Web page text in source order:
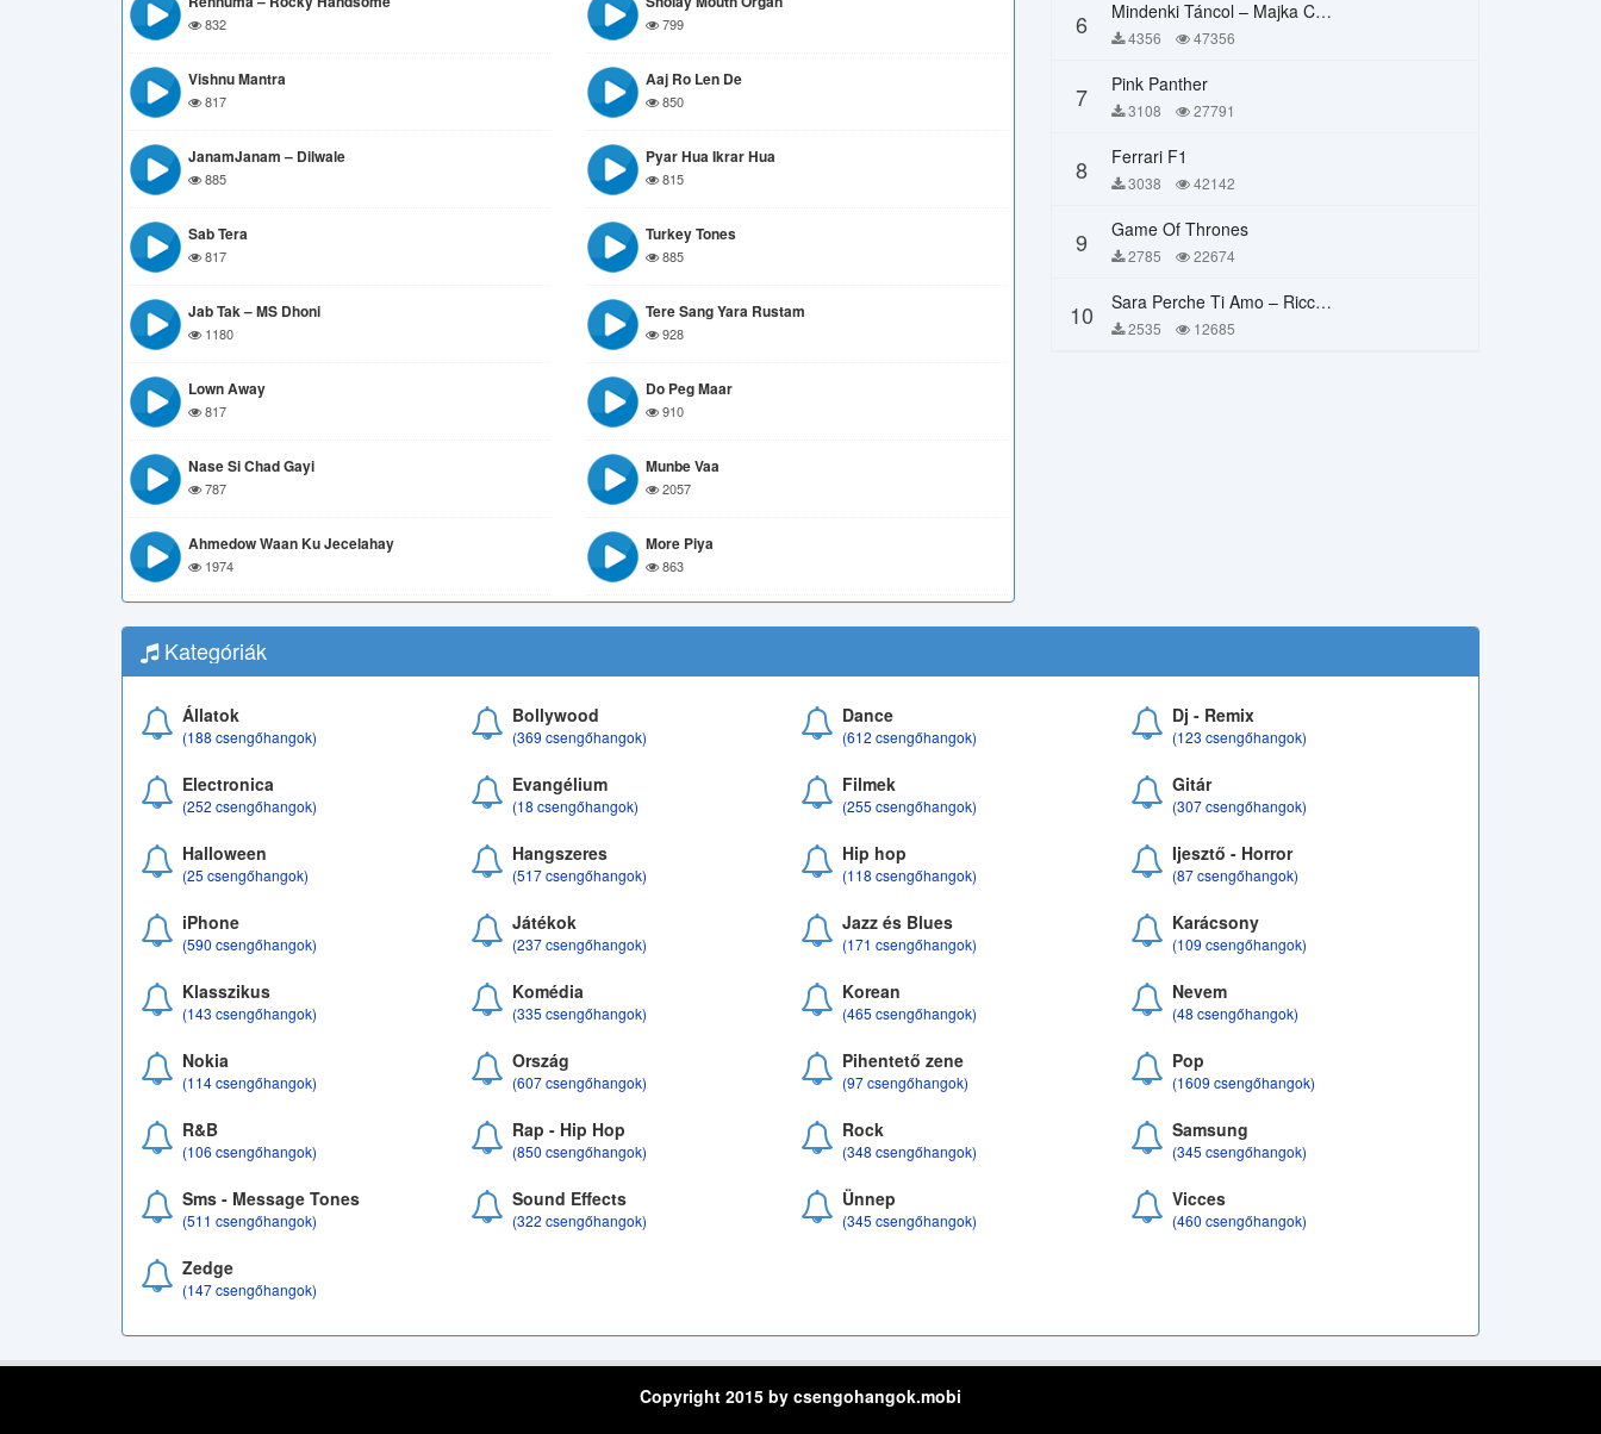
832 799
Vishnu Mantra
817
Aaj Ro Len De
850
JanamJanam – Dilwale
885
Pyar Hua Ikrar Hua
815
Sab Tera
817
Turkey Tones
885
Jab Tak – MS Dhoni
1180
Tere Sang Yara Rustam
928
Lown Away
817
Do Peg Maar
910
Nase Si Chad Gayi
787
Munbe Vaa
2057
Ahmedow Waan Ku Jecelahay
1974
More Piya
863
6 Mindenki Táncol – Majka Curtis, Péter Majoros
4356 47356
7 Pink Panther
3108 27791
8 Ferrari F1
3038 42142
9 Game Of Thrones
2785 22674
10 Sara Perche Ti Amo – Ricchi E Poveri
2535 12685
Kategóriák
Állatok
(188 csengőhangok)
Bollywood
(369 csengőhangok)
Dance
(612 csengőhangok)
Dj - Remix
(123 csengőhangok)
Electronica
(252 csengőhangok)
Evangélium
(18 csengőhangok)
Filmek
(255 csengőhangok)
Gitár
(307 csengőhangok)
Halloween
(25 csengőhangok)
Hangszeres
(517 csengőhangok)
Hip hop
(118 csengőhangok)
Ijesztő - Horror
(87 csengőhangok)
iPhone
(590 csengőhangok)
Játékok
(237 csengőhangok)
Jazz és Blues
(171 csengőhangok)
Karácsony
(109 csengőhangok)
Klasszikus
(143 csengőhangok)
Komédia
(335 csengőhangok)
Korean
(465 csengőhangok)
Nevem
(48 csengőhangok)
Nokia
(114 csengőhangok)
Ország
(607 csengőhangok)
Pihentető zene
(97 csengőhangok)
Pop
(1609 csengőhangok)
R&B
(106 csengőhangok)
Rap - Hip Hop
(850 csengőhangok)
Rock
(348 csengőhangok)
Samsung
(345 csengőhangok)
Sms - Message Tones
(511 csengőhangok)
Sound Effects
(322 csengőhangok)
Ünnep
(345 csengőhangok)
Vicces
(460 csengőhangok)
Zedge
(147 csengőhangok)
Copyright 2015 by csengohangok.mobi